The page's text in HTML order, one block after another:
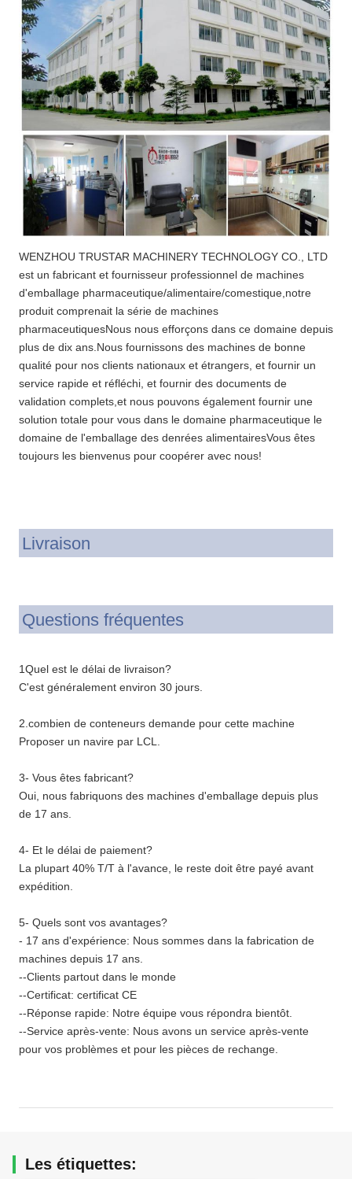
WENZHOU TRUSTAR MACHINERY TECHNOLOGY CO., LTD
est un fabricant et fournisseur professionnel de machines
d'emballage pharmaceutique/alimentaire/comestique,notre
produit comprenait la série de machines
pharmaceutiquesNous nous efforçons dans ce domaine depuis
plus de dix ans.Nous fournissons des machines de bonne
qualité pour nos clients nationaux et étrangers, et fournir un
service rapide et réfléchi, et fournir des documents de
validation complets,et nous pouvons également fournir une
solution totale pour vous dans le domaine pharmaceutique le
domaine de l'emballage des denrées alimentairesVous êtes
toujours les bienvenus pour coopérer avec nous!
Livraison
Questions fréquentes
1Quel est le délai de livraison?
C'est généralement environ 30 jours.
2.combien de conteneurs demande pour cette machine
Proposer un navire par LCL.
3- Vous êtes fabricant?
Oui, nous fabriquons des machines d'emballage depuis plus
de 17 ans.
4- Et le délai de paiement?
La plupart 40% T/T à l'avance, le reste doit être payé avant
expédition.
5- Quels sont vos avantages?
- 17 ans d'expérience: Nous sommes dans la fabrication de
machines depuis 17 ans.
--Clients partout dans le monde
--Certificat: certificat CE
--Réponse rapide: Notre équipe vous répondra bientôt.
--Service après-vente: Nous avons un service après-vente
pour vos problèmes et pour les pièces de rechange.
Les étiquettes: